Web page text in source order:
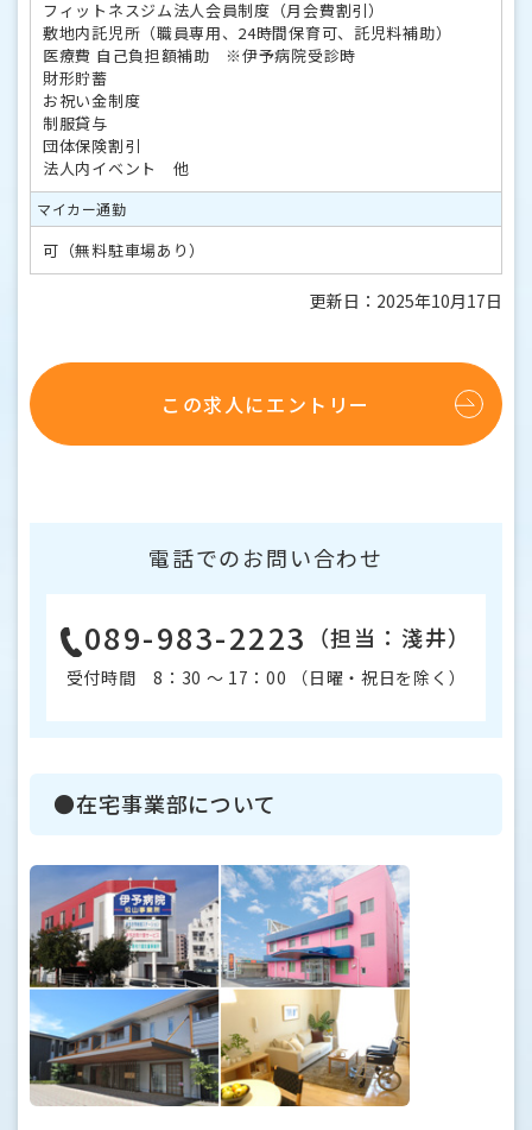
フィットネスジム法人会員制度（月会費割引）
敷地内託児所（職員専用、24時間保育可、託児料補助）
医療費 自己負担額補助 ※伊予病院受診時
財形貯蓄
お祝い金制度
制服貸与
団体保険割引
法人内イベント 他
マイカー通勤
可（無料駐車場あり）
更新日：2025年10月17日
この求人にエントリー
電話でのお問い合わせ
089-983-2223 （担当：淺井）
受付時間 8：30 〜 17：00 （日曜・祝日を除く）
●在宅事業部について